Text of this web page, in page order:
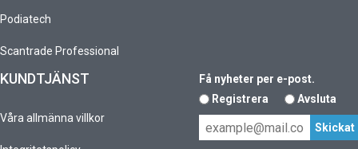
Podiatech
Scantrade Professional
KUNDTJÄNST
Våra allmänna villkor
Få nyheter per e-post.
Registrera
Avsluta